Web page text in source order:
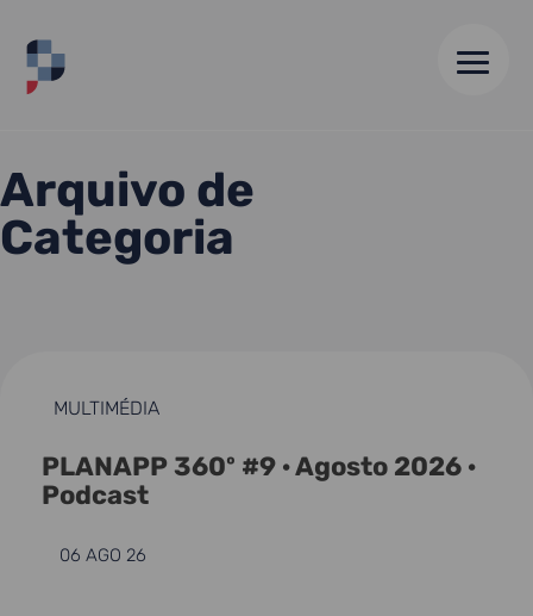
HOME
Arquivo de
Categoria
MULTIMÉDIA
PLANAPP 360º #9 · Agosto 2026 ·
Podcast
06 AGO 26